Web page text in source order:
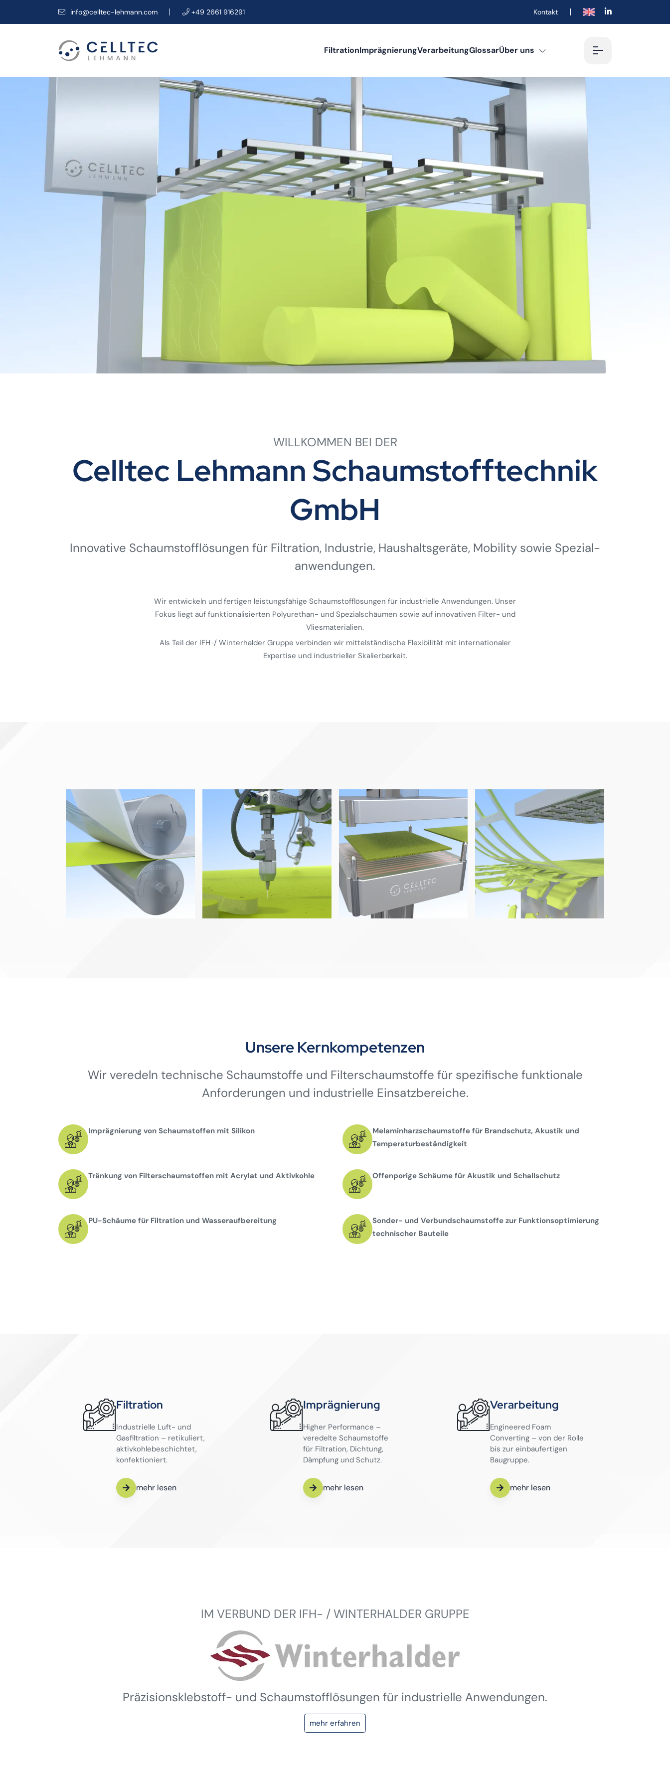
info@celltec-lehmann.com +49 2661 916291 Kontakt
English
FiltrationImprägnierungVerarbeitungGlossarÜber uns
WILLKOMMEN BEI DER
Celltec Lehmann Schaumstofftechnik
GmbH
Innovative Schaumstoff­lösungen für Filtration, Industrie, Haushalts­geräte, Mobility sowie Spezial­
anwendungen.
Wir entwickeln und fertigen leistungsfähige Schaumstofflösungen für industrielle Anwendungen. Unser
Fokus liegt auf funktionalisierten Polyurethan- und Spezialschäumen sowie auf innovativen Filter- und
Vliesmaterialien.
Als Teil der IFH-/ Winterhalder Gruppe verbinden wir mittelständische Flexibilität mit internationaler
Expertise und industrieller Skalierbarkeit.
Unsere Kernkompetenzen
Wir veredeln technische Schaumstoffe und Filterschaumstoffe für spezifische funktionale
Anforderungen und industrielle Einsatzbereiche.
Imprägnierung von Schaumstoffen mit Silikon
Tränkung von Filterschaumstoffen mit Acrylat und Aktivkohle
PU-Schäume für Filtration und Wasseraufbereitung
Melaminharzschaumstoffe für Brandschutz, Akustik und
Temperaturbeständigkeit
Offenporige Schäume für Akustik und Schallschutz
Sonder- und Verbundschaumstoffe zur Funktionsoptimierung
technischer Bauteile
Filtration
Industrielle Luft- und
Gasfiltration – retikuliert,
aktivkohlebeschichtet,
konfektioniert.
mehr lesen
Imprägnierung
Higher Performance –
veredelte Schaumstoffe
für Filtration, Dichtung,
Dämpfung und Schutz.
mehr lesen
Verarbeitung
Engineered Foam
Converting – von der Rolle
bis zur einbaufertigen
Baugruppe.
mehr lesen
IM VERBUND DER IFH- / WINTERHALDER GRUPPE
Präzisionsklebstoff- und Schaumstofflösungen für industrielle Anwendungen.
mehr erfahren